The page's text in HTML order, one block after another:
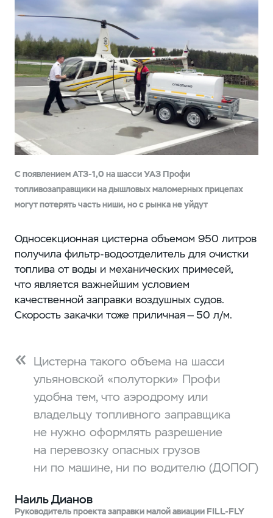
С появлением АТЗ-1,0 на шасси УАЗ Профи
топливозаправщики на дышловых маломерных прицепах
могут потерять часть ниши, но с рынка не уйдут
Односекционная цистерна объемом 950 литров
получила фильтр-водоотделитель для очистки
топлива от воды и механических примесей,
что является важнейшим условием
качественной заправки воздушных судов.
Скорость закачки тоже приличная — 50 л/м.
Цистерна такого объема на шасси
ульяновской «полуторки» Профи
удобна тем, что аэродрому или
владельцу топливного заправщика
не нужно оформлять разрешение
на перевозку опасных грузов
ни по машине, ни по водителю (ДОПОГ)
Наиль Дианов
Руководитель проекта заправки малой авиации FILL-FLY